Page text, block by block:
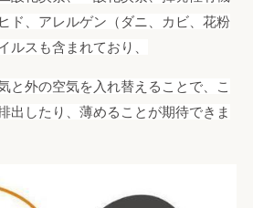
ド、アレルゲン（ダニ、カビ、花粉
ルスも含まれており、
と外の空気を入れ替えることで、こ
出したり、薄めることが期待できま